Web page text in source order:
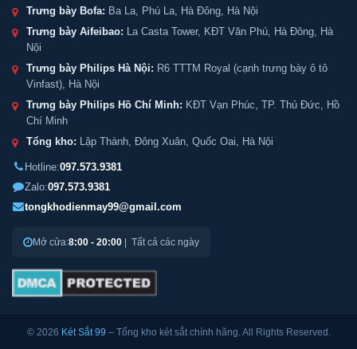
Trưng bày Bofa: Ba La, Phú La, Hà Đông, Hà Nội
Trưng bày Aifeibao: La Casta Tower, KĐT Văn Phú, Hà Đông, Hà
Nội
Trưng bày Philips Hà Nội: R6 TTTM Royal (cạnh trưng bày ô tô
Vinfast), Hà Nội
Trưng bày Philips Hồ Chí Minh: KĐT Vạn Phúc, TP. Thủ Đức, Hồ
Chí Minh
Tổng kho: Lập Thành, Đông Xuân, Quốc Oai, Hà Nội
Hotline:097.573.9381
Zalo:097.573.9381
tongkhodienmay99@gmail.com
Mở cửa:8:00 - 20:00 | Tất cả các ngày
© 2026 Két Sắt 99 – Tổng kho két sắt chính hãng. All Rights Reserved.